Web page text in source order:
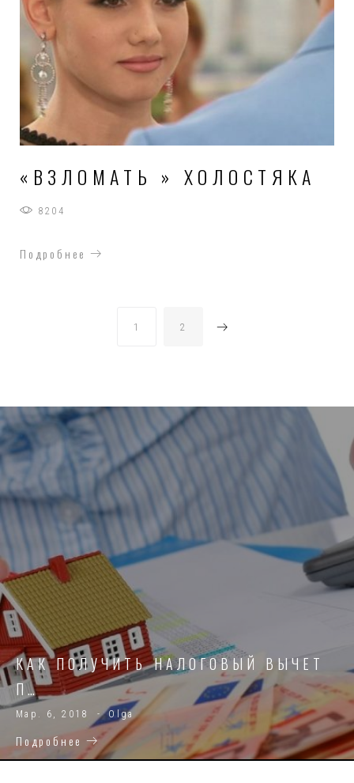
«ВЗЛОМАТЬ » ХОЛОСТЯКА
8204
Подробнее
НАВИГАЦИЯ
ЗАПИСЯМ
1 2
КАК ПОЛУЧИТЬ НАЛОГОВЫЙ ВЫЧЕТ
П…
Мар. 6, 2018 Olga
Подробнее